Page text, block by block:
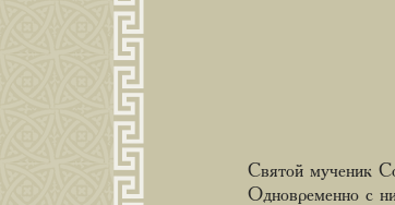
Святой мученик
Одновременно с